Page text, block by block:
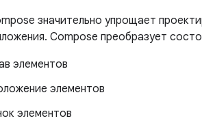
значительно упрощает
Compose преобразует
элементов
элементов
элементов